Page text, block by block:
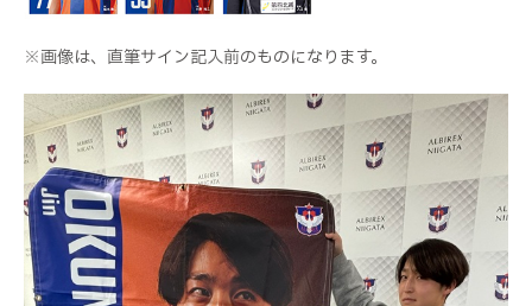
※画像は、直筆サイン記入前のものになります。